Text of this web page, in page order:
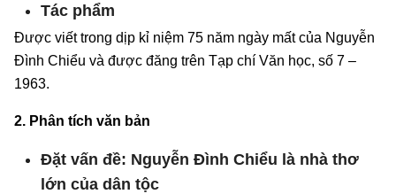
Tác phẩm
Được viết trong dịp kỉ niệm 75 năm ngày mất của Nguyễn
Đình Chiểu và được đăng trên Tạp chí Văn học, số 7 –
1963.
2. Phân tích văn bản
Đặt vấn đề: Nguyễn Đình Chiểu là nhà thơ
lớn của dân tộc